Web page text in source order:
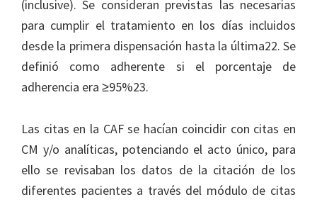
(inclusive). Se consideran previstas las necesarias
para cumplir el tratamiento en los días incluidos
desde la primera dispensación hasta la última22. Se
definió como adherente si el porcentaje de
adherencia era ≥95%23.
Las citas en la CAF se hacían coincidir con citas en
CM y/o analíticas, potenciando el acto único, para
ello se revisaban los datos de la citación de los
diferentes pacientes a través del módulo de citas